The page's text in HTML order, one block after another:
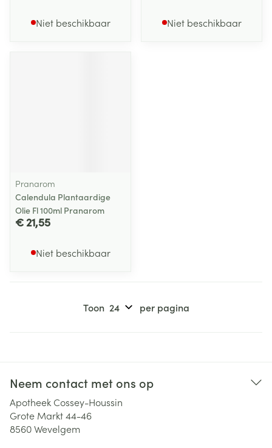
Niet beschikbaar Niet beschikbaar
Pranarom
Calendula Plantaardige
Olie Fl 100ml Pranarom
€ 21,55
Niet beschikbaar
Toon per pagina
Neem contact met ons op
Apotheek Cossey-Houssin
Grote Markt 44-46
8560Wevelgem